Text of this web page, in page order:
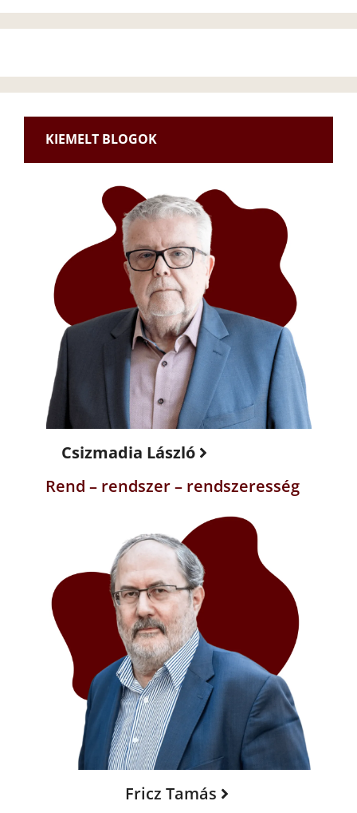
KIEMELT BLOGOK
Csizmadia László
Rend – rendszer – rendszeresség
Fricz Tamás